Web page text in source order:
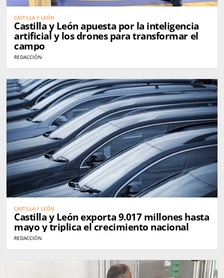
CASTILLA Y LEÓN
Castilla y León apuesta por la inteligencia
artificial y los drones para transformar el
campo
REDACCIÓN
CASTILLA Y LEÓN
Castilla y León exporta 9.017 millones hasta
mayo y triplica el crecimiento nacional
REDACCIÓN